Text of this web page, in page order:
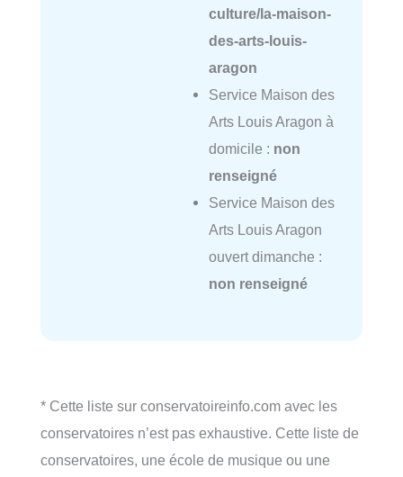
culture/la-maison-
des-arts-louis-
aragon
Service Maison des
Arts Louis Aragon à
domicile : non
renseigné
Service Maison des
Arts Louis Aragon
ouvert dimanche :
non renseigné
* Cette liste sur conservatoireinfo.com avec les
conservatoires n’est pas exhaustive. Cette liste de
conservatoires, une école de musique ou une